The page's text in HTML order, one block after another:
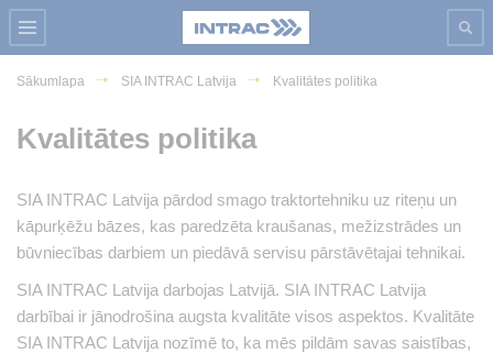
Sākumlapa SIA INTRAC Latvija Kvalitātes politika
Kvalitātes politika
SIA INTRAC Latvija pārdod smago traktortehniku uz riteņu un
kāpurķēžu bāzes, kas paredzēta kraušanas, mežizstrādes un
būvniecības darbiem un piedāvā servisu pārstāvētajai tehnikai.
SIA INTRAC Latvija darbojas Latvijā. SIA INTRAC Latvija
darbībai ir jānodrošina augsta kvalitāte visos aspektos. Kvalitāte
SIA INTRAC Latvija nozīmē to, ka mēs pildām savas saistības,